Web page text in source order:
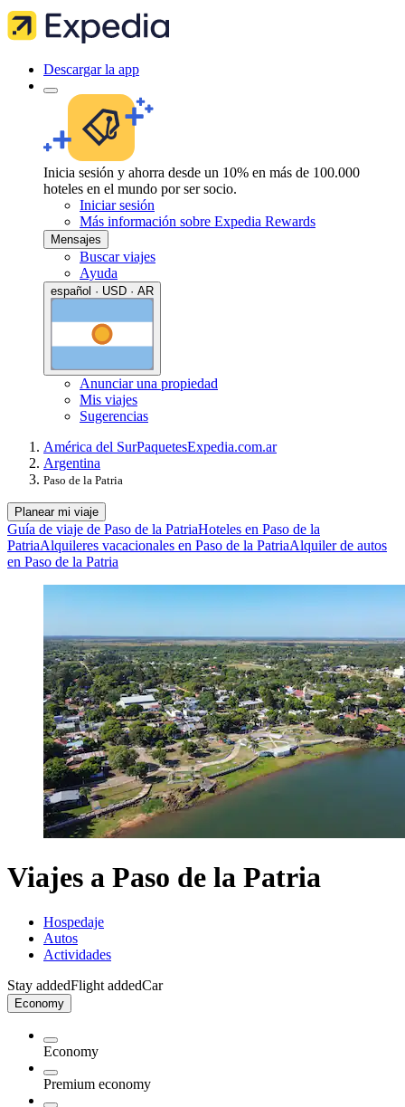
Descargar la app
Inicia sesión y ahorra desde un 10% en más de 100.000
hoteles en el mundo por ser socio.
Iniciar sesión
Más información sobre Expedia Rewards
Mensajes
Buscar viajes
Ayuda
español · USD · AR
Anunciar una propiedad
Mis viajes
Sugerencias
América del SurPaquetesExpedia.com.ar
Argentina
Paso de la Patria
Planear mi viaje
Guía de viaje de Paso de la PatriaHoteles en Paso de la
PatriaAlquileres vacacionales en Paso de la PatriaAlquiler de autos
en Paso de la Patria
Viajes a Paso de la Patria
Hospedaje
Autos
Actividades
Stay addedFlight addedCar
Economy
Economy
Premium economy